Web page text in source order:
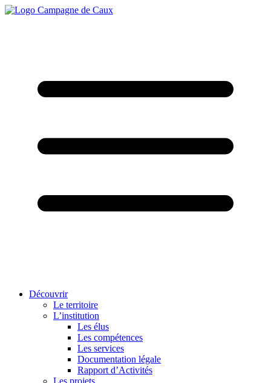
Découvrir
Le territoire
L’institution
Les élus
Les compétences
Les services
Documentation légale
Rapport d’Activités
Les projets